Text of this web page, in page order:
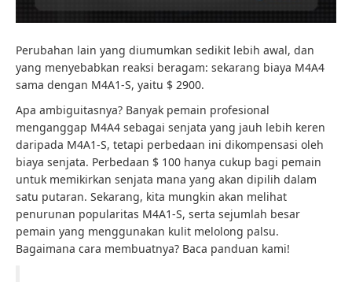
Perubahan lain yang diumumkan sedikit lebih awal, dan
yang menyebabkan reaksi beragam: sekarang biaya M4A4
sama dengan M4A1-S, yaitu $ 2900.
Apa ambiguitasnya? Banyak pemain profesional
menganggap M4A4 sebagai senjata yang jauh lebih keren
daripada M4A1-S, tetapi perbedaan ini dikompensasi oleh
biaya senjata. Perbedaan $ 100 hanya cukup bagi pemain
untuk memikirkan senjata mana yang akan dipilih dalam
satu putaran. Sekarang, kita mungkin akan melihat
penurunan popularitas M4A1-S, serta sejumlah besar
pemain yang menggunakan kulit melolong palsu.
Bagaimana cara membuatnya? Baca panduan kami!